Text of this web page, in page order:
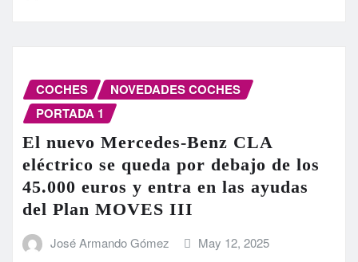
COCHES
NOVEDADES COCHES
PORTADA 1
El nuevo Mercedes-Benz CLA
eléctrico se queda por debajo de los
45.000 euros y entra en las ayudas
del Plan MOVES III
José Armando Gómez May 12, 2025